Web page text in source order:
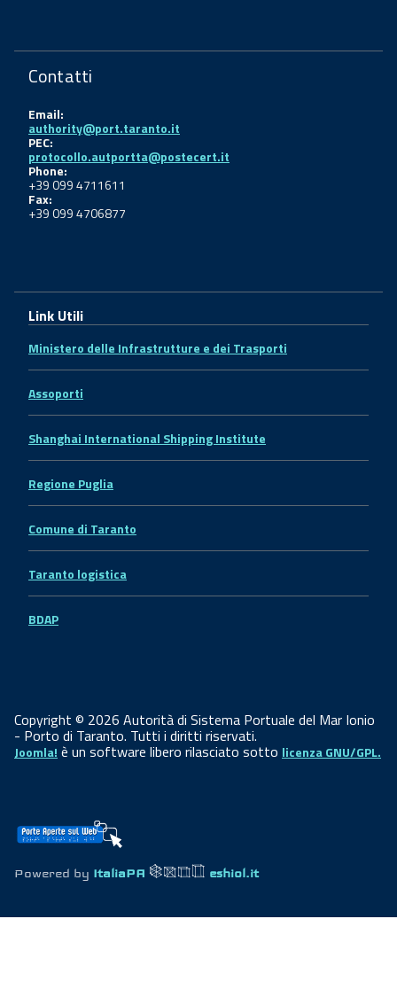
Contatti
Email:
authority@port.taranto.it
PEC:
protocollo.autportta@postecert.it
Phone:
+39 099 4711611
Fax:
+39 099 4706877
Link Utili
Ministero delle Infrastrutture e dei Trasporti
Assoporti
Shanghai International Shipping Institute
Regione Puglia
Comune di Taranto
Taranto logistica
BDAP
Copyright © 2026 Autorità di Sistema Portuale del Mar Ionio
- Porto di Taranto. Tutti i diritti riservati.
Joomla! è un software libero rilasciato sotto licenza GNU/GPL.
Powered by ItaliaPA eshiol.it